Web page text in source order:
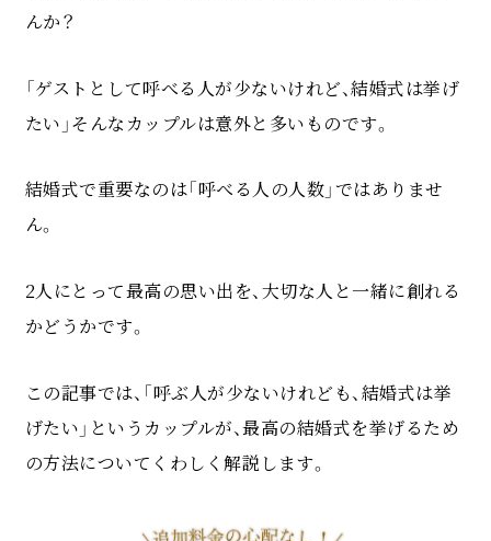
んか？
「ゲストとして呼べる人が少ないけれど、結婚式は挙げ
たい」そんなカップルは意外と多いものです。
結婚式で重要なのは「呼べる人の人数」ではありませ
ん。
2人にとって最高の思い出を、大切な人と一緒に創れる
かどうかです。
この記事では、「呼ぶ人が少ないけれども、結婚式は挙
げたい」というカップルが、最高の結婚式を挙げるため
の方法についてくわしく解説します。